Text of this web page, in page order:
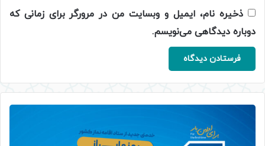
ذخیره نام، ایمیل و وبسایت من در مرورگر برای زمانی که
دوباره دیدگاهی می‌نویسم.